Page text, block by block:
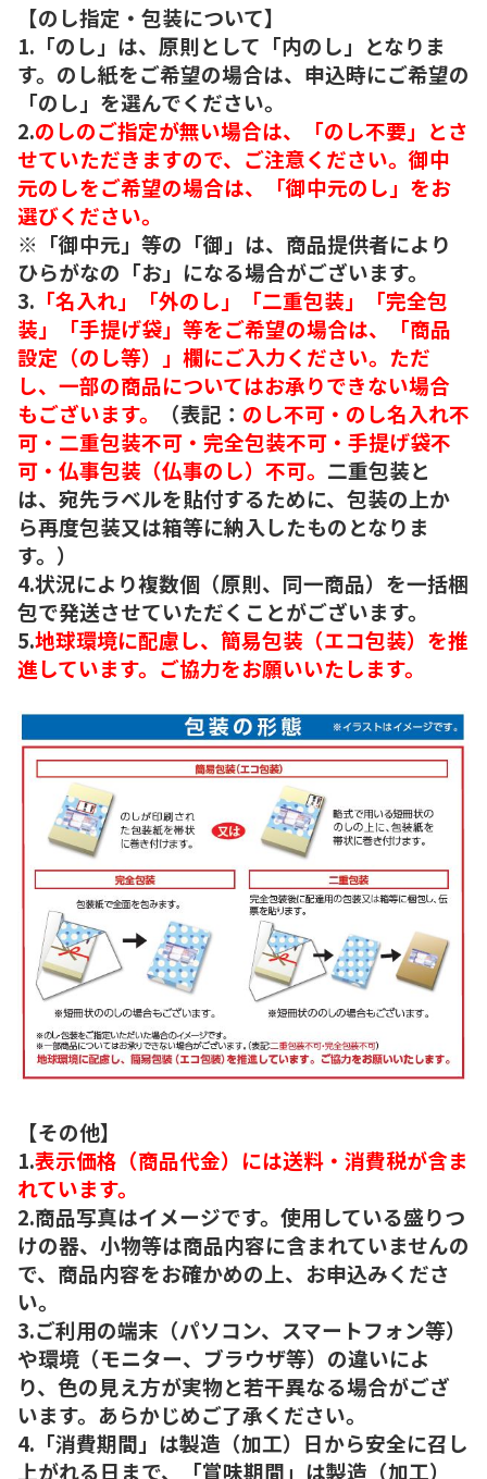
【のし指定・包装について】
1.「のし」は、原則として「内のし」となりま
す。のし紙をご希望の場合は、申込時にご希望の
「のし」を選んでください。
2.のしのご指定が無い場合は、「のし不要」とさ
せていただきますので、ご注意ください。御中
元のしをご希望の場合は、「御中元のし」をお
選びください。
※「御中元」等の「御」は、商品提供者により
ひらがなの「お」になる場合がございます。
3. 「名入れ」「外のし」「二重包装」「完全包
装」「手提げ袋」等をご希望の場合は、「商品
設定（のし等）」欄にご入力ください。ただ
し、一部の商品についてはお承りできない場合
もございます。
（表記： のし不可・のし名入れ不
可・二重包装不可・完全包装不可・手提げ袋不
可・仏事包装（仏事のし）不可。 二重包装と
は、宛先ラベルを貼付するために、包装の上か
ら再度包装又は箱等に納入したものとなりま
す。）
4.状況により複数個（原則、同一商品）を一括梱
包で発送させていただくことがございます。
5.地球環境に配慮し、簡易包装（エコ包装）を推
進しています。ご協力をお願いいたします。
【その他】
1.表示価格（商品代金）には送料・消費税が含ま
れています。
2.商品写真はイメージです。使用している盛りつ
けの器、小物等は商品内容に含まれていませんの
で、商品内容をお確かめの上、お申込みくださ
い。
3.ご利用の端末（パソコン、スマートフォン等）
や環境（モニター、ブラウザ等）の違いによ
り、色の見え方が実物と若干異なる場合がござ
います。あらかじめご了承ください。
4.「消費期間」は製造（加工）日から安全に召し
上がれる日まで、「賞味期間」は製造（加工）